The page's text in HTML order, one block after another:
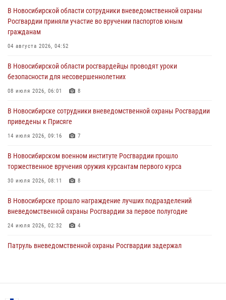
При силовой поддержке бойцов ОМОН и СОБР Росгвардии
пресечена деятельность группы лиц, причастных к мошенничеству
в сфере страхования
В Новосибирске сотрудниками вневедомственной охраны
Росгвардии задержан гражданин, находящийся в розыске
В Новосибирске военнослужащие отряда спецназа «Ермак»
Росгвардии провели занятия по беспарашютному десантированию
В Новосибирске военнослужащие Росгвардии почтили память детей
– жертв войны в Донбассе
В Новосибирской области сотрудники вневедомственной охраны
Росгвардии приняли участие во вручении паспортов юным
гражданам
04 августа 2026, 04:52
В Новосибирской области росгвардейцы проводят уроки
безопасности для несовершеннолетних
08 июля 2026, 06:01 8
В Новосибирске сотрудники вневедомственной охраны Росгвардии
приведены к Присяге
14 июля 2026, 09:16 7
В Новосибирском военном институте Росгвардии прошло
торжественное вручения оружия курсантам первого курса
30 июля 2026, 08:11 8
В Новосибирске прошло награждение лучших подразделений
вневедомственной охраны Росгвардии за первое полугодие
24 июля 2026, 02:32 4
Патруль вневедомственной охраны Росгвардии задержал